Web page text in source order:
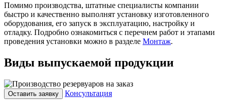
Помимо производства, штатные специалисты компании
быстро и качественно выполнят установку изготовленного
оборудования, его запуск в эксплуатацию, настройку и
отладку. Подробно ознакомиться с перечнем работ и этапами
проведения установки можно в разделе Монтаж.
Виды выпускаемой продукции
Оставить заявку Консультация